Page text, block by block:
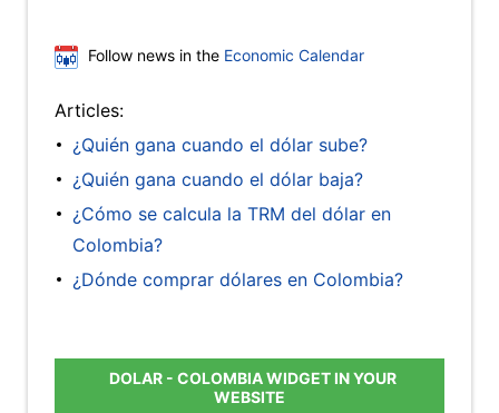
Follow news in the Economic Calendar
Articles:
¿Quién gana cuando el dólar sube?
¿Quién gana cuando el dólar baja?
¿Cómo se calcula la TRM del dólar en
Colombia?
¿Dónde comprar dólares en Colombia?
DOLAR - COLOMBIA WIDGET IN YOUR
WEBSITE